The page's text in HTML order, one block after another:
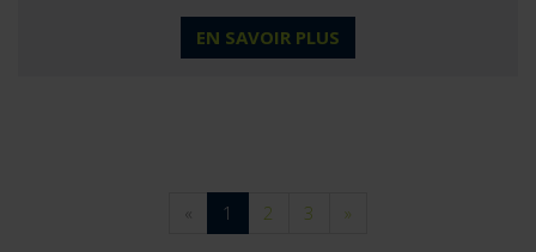
EN SAVOIR PLUS
1 2 3 »